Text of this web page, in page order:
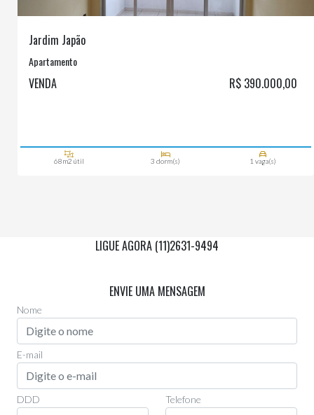
Jardim Japão
Apartamento
VENDA R$ 390.000,00
68m2 útil 3 dorm(s) 1 vaga(s)
LIGUE AGORA (11)2631-9494
ENVIE UMA MENSAGEM
Nome
E-mail
DDD Telefone